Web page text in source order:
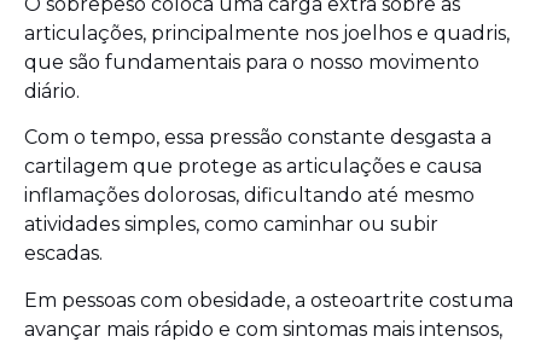
articulações, principalmente nos joelhos e quadris,
que são fundamentais para o nosso movimento
diário.
Com o tempo, essa pressão constante desgasta a
cartilagem que protege as articulações e causa
inflamações dolorosas, dificultando até mesmo
atividades simples, como caminhar ou subir
escadas.
Em pessoas com obesidade, a osteoartrite costuma
avançar mais rápido e com sintomas mais intensos,